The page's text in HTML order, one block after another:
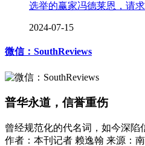
选举的赢家冯德莱恩，请
2024-07-15
微信：SouthReviews
普华永道，信誉重伤
曾经规范化的代名词，如今深陷
作者：本刊记者 赖逸翰 来源：